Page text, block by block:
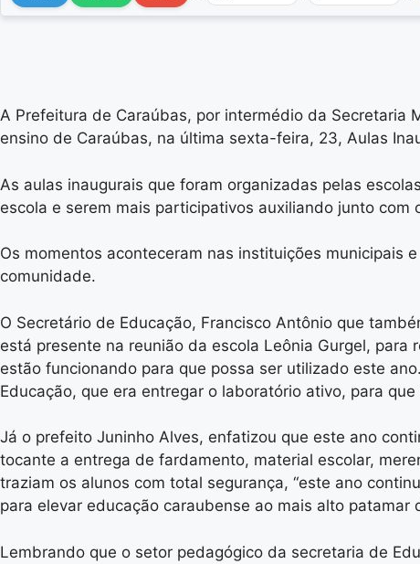
A Prefeitura de Caraúbas, por intermédio da Secretaria
ensino de Caraúbas, na última sexta-feira, 23, Aulas
As aulas inaugurais que foram organizadas pelas
escola e serem mais participativos auxiliando junto
Os momentos aconteceram nas instituições municipais
comunidade.
O Secretário de Educação, Francisco Antônio que
está presente na reunião da escola Leônia Gurgel,
estão funcionando para que possa ser utilizado este
Educação, que era entregar o laboratório ativo, para
Já o prefeito Juninho Alves, enfatizou que este ano
tocante a entrega de fardamento, material escolar,
traziam os alunos com total segurança, “este ano
para elevar educação caraubense ao mais alto patamar
Lembrando que o setor pedagógico da secretaria de